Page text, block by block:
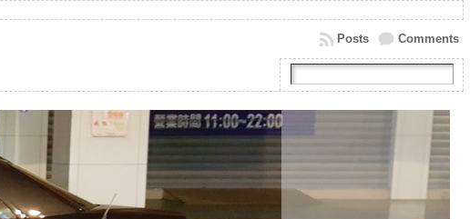
Comments
Posts